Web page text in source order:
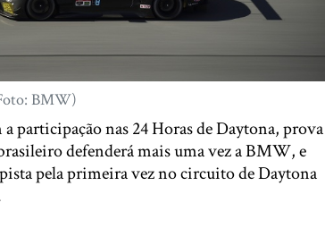
BMW)
participação nas 24 Horas de Daytona, prova
defenderá mais uma vez a BMW, e
pela primeira vez no circuito de Daytona